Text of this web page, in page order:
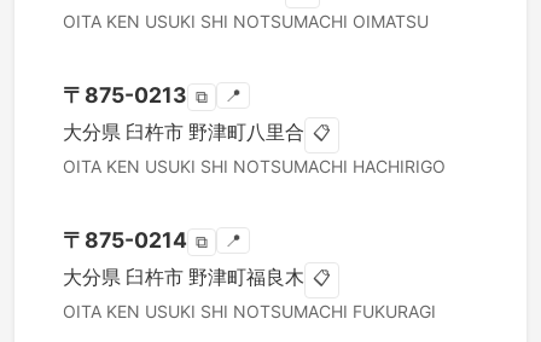
OITA KEN USUKI SHI NOTSUMACHI OIMATSU
〒 875-0213 ⧉ 📍
大分県 臼杵市 野津町八里合 📋
OITA KEN USUKI SHI NOTSUMACHI HACHIRIGO
〒 875-0214 ⧉ 📍
大分県 臼杵市 野津町福良木 📋
OITA KEN USUKI SHI NOTSUMACHI FUKURAGI